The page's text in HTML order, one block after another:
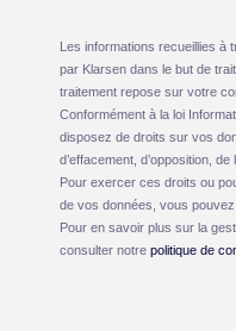
Les informations recueillies à
par Klarsen dans le but de
traitement repose sur votre
Conformément à la loi
disposez de droits sur vos
d’effacement, d’opposition,
Pour exercer ces droits ou
de vos données, vous
Pour en savoir plus sur la
consulter notre politique de